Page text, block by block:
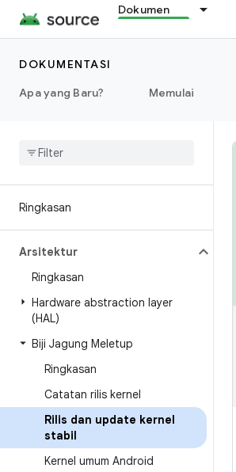
Dokumen
DOKUMENTASI
Apa yang Baru?
Memulai
Ringkasan
Arsitektur
Ringkasan
Hardware abstraction layer
(HAL)
Biji Jagung Meletup
Ringkasan
Catatan rilis kernel
Rilis dan update kernel
stabil
Kernel umum Android